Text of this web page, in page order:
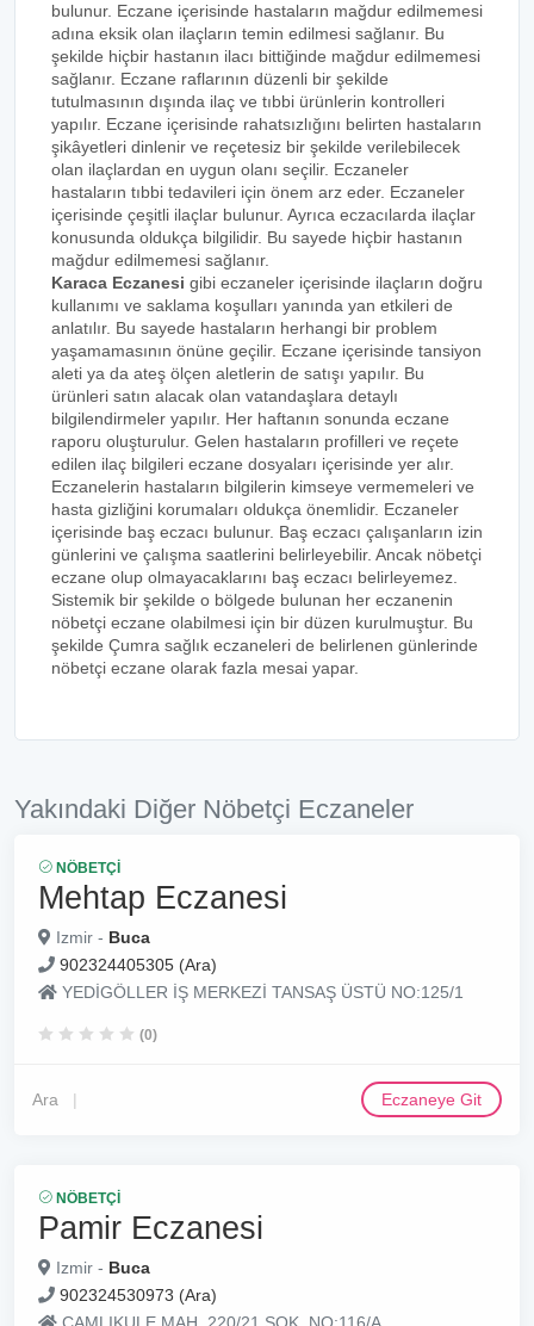
bulunur. Eczane içerisinde hastaların mağdur edilmemesi
adına eksik olan ilaçların temin edilmesi sağlanır. Bu
şekilde hiçbir hastanın ilacı bittiğinde mağdur edilmemesi
sağlanır. Eczane raflarının düzenli bir şekilde
tutulmasının dışında ilaç ve tıbbi ürünlerin kontrolleri
yapılır. Eczane içerisinde rahatsızlığını belirten hastaların
şikâyetleri dinlenir ve reçetesiz bir şekilde verilebilecek
olan ilaçlardan en uygun olanı seçilir. Eczaneler
hastaların tıbbi tedavileri için önem arz eder. Eczaneler
içerisinde çeşitli ilaçlar bulunur. Ayrıca eczacılarda ilaçlar
konusunda oldukça bilgilidir. Bu sayede hiçbir hastanın
mağdur edilmemesi sağlanır.
Karaca Eczanesi gibi eczaneler içerisinde ilaçların doğru
kullanımı ve saklama koşulları yanında yan etkileri de
anlatılır. Bu sayede hastaların herhangi bir problem
yaşamamasının önüne geçilir. Eczane içerisinde tansiyon
aleti ya da ateş ölçen aletlerin de satışı yapılır. Bu
ürünleri satın alacak olan vatandaşlara detaylı
bilgilendirmeler yapılır. Her haftanın sonunda eczane
raporu oluşturulur. Gelen hastaların profilleri ve reçete
edilen ilaç bilgileri eczane dosyaları içerisinde yer alır.
Eczanelerin hastaların bilgilerin kimseye vermemeleri ve
hasta gizliğini korumaları oldukça önemlidir. Eczaneler
içerisinde baş eczacı bulunur. Baş eczacı çalışanların izin
günlerini ve çalışma saatlerini belirleyebilir. Ancak nöbetçi
eczane olup olmayacaklarını baş eczacı belirleyemez.
Sistemik bir şekilde o bölgede bulunan her eczanenin
nöbetçi eczane olabilmesi için bir düzen kurulmuştur. Bu
şekilde Çumra sağlık eczaneleri de belirlenen günlerinde
nöbetçi eczane olarak fazla mesai yapar.
Yakındaki Diğer Nöbetçi Eczaneler
NÖBETÇI
Mehtap Eczanesi
Izmir - Buca
902324405305 (Ara)
YEDİGÖLLER İŞ MERKEZİ TANSAŞ ÜSTÜ NO:125/1
(0)
Ara Eczaneye Git
NÖBETÇI
Pamir Eczanesi
Izmir - Buca
902324530973 (Ara)